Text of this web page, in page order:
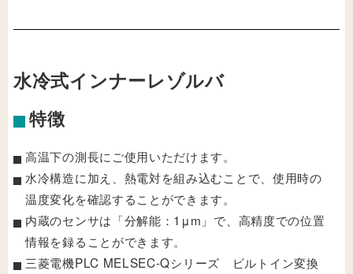
水冷式インナーレゾルバ
特徴
高温下の測長にご使用いただけます。
水冷構造に加え、熱電対を組み込むことで、使用時の
温度変化を確認することができます。
内蔵のセンサは「分解能：1μm」で、高精度での位置
情報を録ることができます。
三菱電機PLC MELSEC-Qシリーズ ビルトイン変換